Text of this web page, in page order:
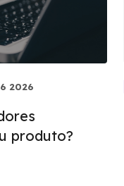
2026
produto?